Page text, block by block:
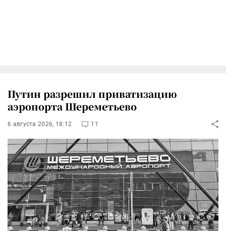
Путин разрешил приватизацию
аэропорта Шереметьево
6 августа 2026, 18:12 11